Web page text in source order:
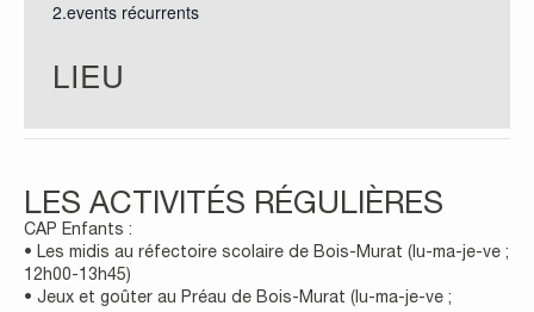
2.events récurrents
LIEU
LES ACTIVITÉS RÉGULIÈRES
CAP Enfants :
• Les midis au réfectoire scolaire de Bois-Murat (lu-ma-je-ve ;
12h00-13h45)
• Jeux et goûter au Préau de Bois-Murat (lu-ma-je-ve ;